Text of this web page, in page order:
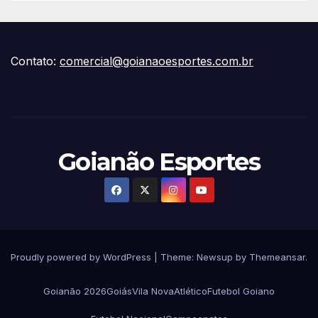
Contato: comercial@goianaoesportes.com.br
Goianão Esportes
Proudly powered by WordPress Theme: Newsup by Themeansar.
Goianão 2026GoiásVila NovaAtléticoFutebol Goiano